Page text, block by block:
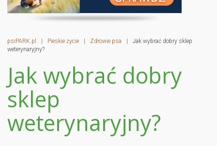
psiPARK.pl | Pieskie życie | Zdrowie psa |
Jak wybrać dobry sklep
weterynaryjny?
Jak wybrać dobry
sklep
weterynaryjny?